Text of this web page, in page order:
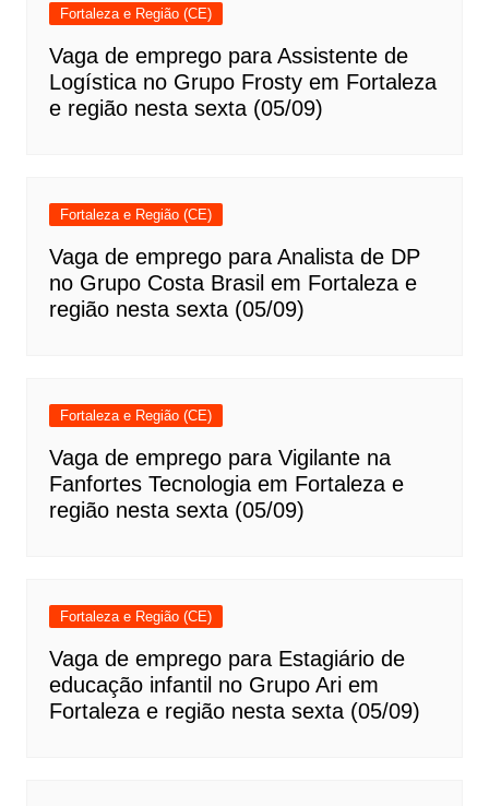
Fortaleza e Região (CE)
Vaga de emprego para Assistente de
Logística no Grupo Frosty em Fortaleza
e região nesta sexta (05/09)
Fortaleza e Região (CE)
Vaga de emprego para Analista de DP
no Grupo Costa Brasil em Fortaleza e
região nesta sexta (05/09)
Fortaleza e Região (CE)
Vaga de emprego para Vigilante na
Fanfortes Tecnologia em Fortaleza e
região nesta sexta (05/09)
Fortaleza e Região (CE)
Vaga de emprego para Estagiário de
educação infantil no Grupo Ari em
Fortaleza e região nesta sexta (05/09)